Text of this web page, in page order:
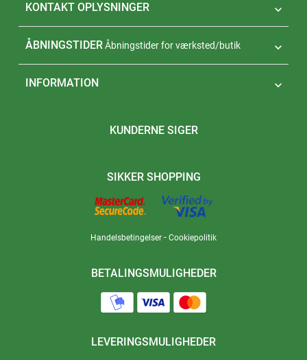
KONTAKT OPLYSNINGER 
ÅBNINGSTIDER 
Åbningstider for værksted/butik
INFORMATION 
KUNDERNE SIGER
SIKKER SHOPPING
Handelsbetingelser - Cookiepolitik
BETALINGSMULIGHEDER
LEVERINGSMULIGHEDER